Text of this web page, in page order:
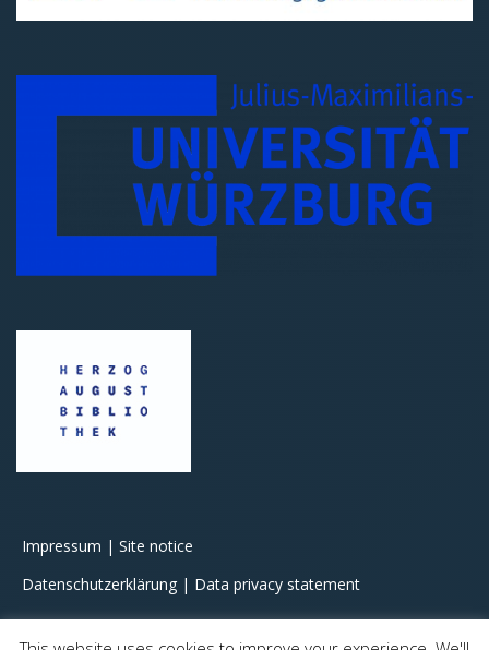
Impressum | Site notice
Datenschutzerklärung | Data privacy statement